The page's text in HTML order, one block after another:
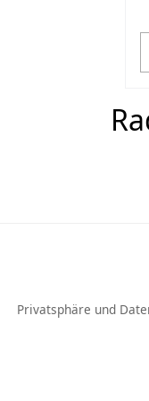
Privatsphäre und